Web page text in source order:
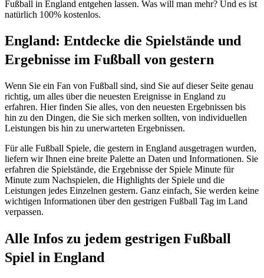
Fußball in England entgehen lassen. Was will man mehr? Und es ist
natürlich 100% kostenlos.
England: Entdecke die Spielstände und
Ergebnisse im Fußball von gestern
Wenn Sie ein Fan von Fußball sind, sind Sie auf dieser Seite genau
richtig, um alles über die neuesten Ereignisse in England zu
erfahren. Hier finden Sie alles, von den neuesten Ergebnissen bis
hin zu den Dingen, die Sie sich merken sollten, von individuellen
Leistungen bis hin zu unerwarteten Ergebnissen.
Für alle Fußball Spiele, die gestern in England ausgetragen wurden,
liefern wir Ihnen eine breite Palette an Daten und Informationen. Sie
erfahren die Spielstände, die Ergebnisse der Spiele Minute für
Minute zum Nachspielen, die Highlights der Spiele und die
Leistungen jedes Einzelnen gestern. Ganz einfach, Sie werden keine
wichtigen Informationen über den gestrigen Fußball Tag im Land
verpassen.
Alle Infos zu jedem gestrigen Fußball
Spiel in England